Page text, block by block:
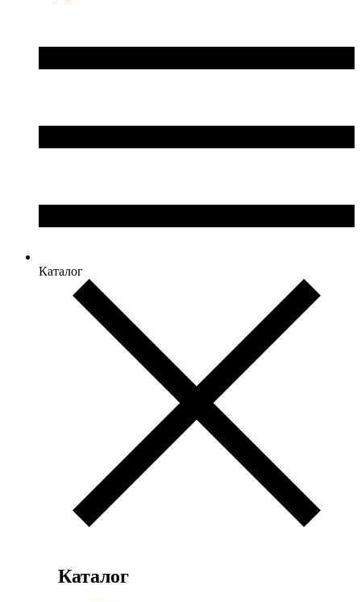
Каталог
Каталог